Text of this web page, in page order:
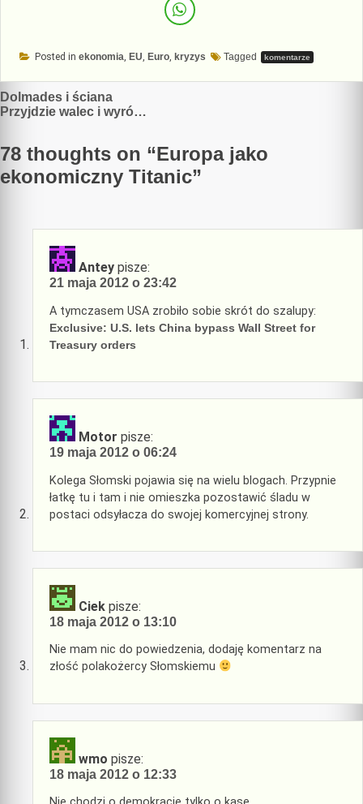
Posted in ekonomia EU Euro kryzys Tagged komentarze
Nawigacja
wpisu
Dolmades i ściana
Przyjdzie walec i wyró…
78 thoughts on “Europa jako
ekonomiczny Titanic”
Antey pisze:
21 maja 2012 o 23:42
A tymczasem USA zrobiło sobie skrót do szalupy:
Exclusive: U.S. lets China bypass Wall Street for
Treasury orders
Motor pisze:
19 maja 2012 o 06:24
Kolega Słomski pojawia się na wielu blogach. Przypnie
łatkę tu i tam i nie omieszka pozostawić śladu w
postaci odsyłacza do swojej komercyjnej strony.
Ciek pisze:
18 maja 2012 o 13:10
Nie mam nic do powiedzenia, dodaję komentarz na
złość polakożercy Słomskiemu
wmo pisze:
18 maja 2012 o 12:33